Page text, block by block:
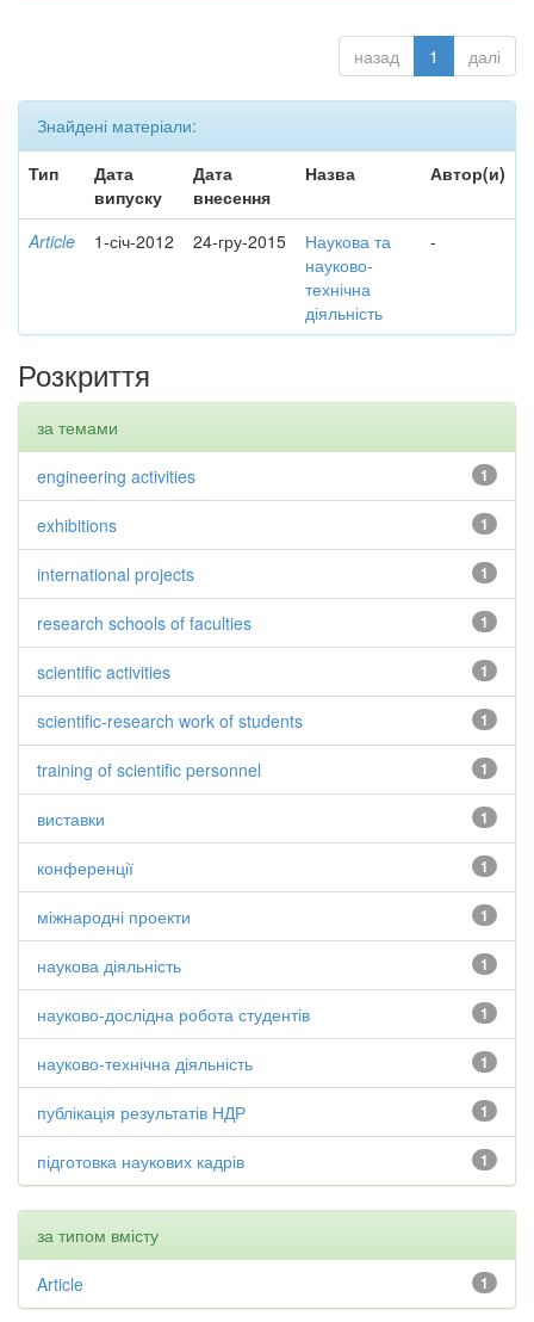
назад 1 далі
Знайдені матеріали:
Тип
Дата
випуску
Дата
внесення
Назва Автор(и)
Article 1-січ-2012 24-гру-2015
Наукова та
науково-
технічна
діяльність
-
Розкриття
за темами
1
engineering activities
1
exhibitions
1
international projects
1
research schools of faculties
1
scientific activities
1
scientific-research work of students
1
training of scientific personnel
1
виставки
1
конференції
1
міжнародні проекти
1
наукова діяльність
1
науково-дослідна робота студентів
1
науково-технічна діяльність
1
публікація результатів НДР
1
підготовка наукових кадрів
за типом вмісту
1
Article